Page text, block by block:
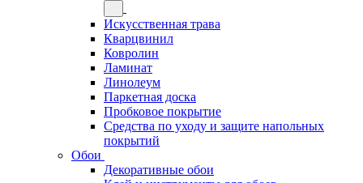
Искусственная трава
Кварцвинил
Ковролин
Ламинат
Линолеум
Паркетная доска
Пробковое покрытие
Средства по уходу и защите напольных
покрытий
Обои
Декоративные обои